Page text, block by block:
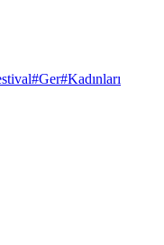
#Ger#Kadınları